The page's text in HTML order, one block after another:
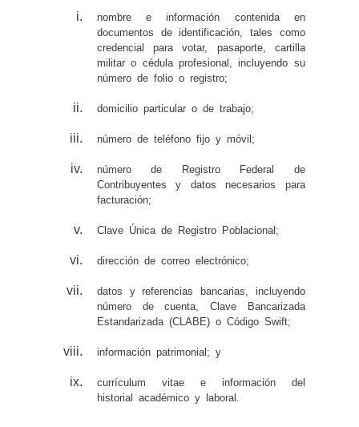
nombre e información contenida en
documentos de identificación, tales como
credencial para votar, pasaporte, cartilla
militar o cédula profesional, incluyendo su
número de folio o registro;
domicilio particular o de trabajo;
número de teléfono fijo y móvil;
número de Registro Federal de
Contribuyentes y datos necesarios para
facturación;
Clave Única de Registro Poblacional;
dirección de correo electrónico;
datos y referencias bancarias, incluyendo
número de cuenta, Clave Bancarizada
Estandarizada (CLABE) o Código Swift;
información patrimonial; y
currículum vitae e información del
historial académico y laboral.